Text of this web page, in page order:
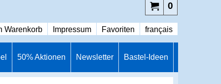
0
Warenkorb Impressum Favoriten français
50% Aktionen Newsletter Bastel-Ideen